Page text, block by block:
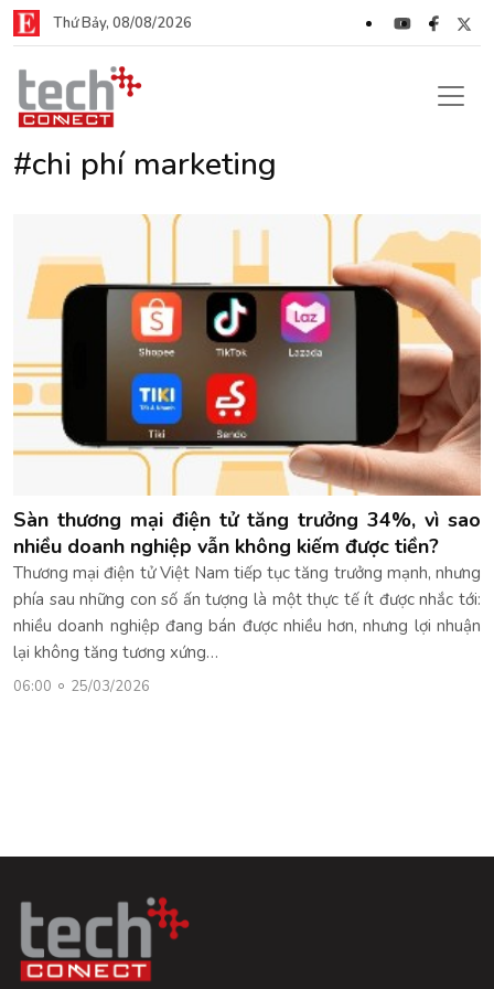
Thứ Bảy, 08/08/2026
#chi phí marketing
Sàn thương mại điện tử tăng trưởng 34%, vì sao
nhiều doanh nghiệp vẫn không kiếm được tiền?
Thương mại điện tử Việt Nam tiếp tục tăng trưởng mạnh, nhưng
phía sau những con số ấn tượng là một thực tế ít được nhắc tới:
nhiều doanh nghiệp đang bán được nhiều hơn, nhưng lợi nhuận
lại không tăng tương xứng…
06:00 25/03/2026